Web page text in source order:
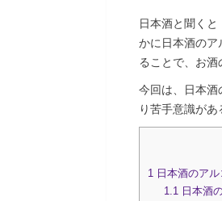
日本酒と聞く
かに日本酒のア
ることで、お酒
今回は、日本酒
り苦手意識が
1 日本酒のア
1.1 日本酒